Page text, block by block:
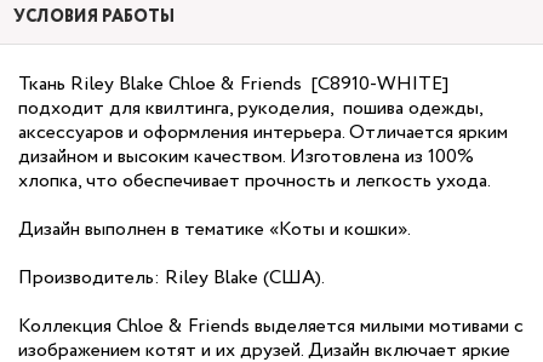
УСЛОВИЯ РАБОТЫ
Ткань Riley Blake Chloe & Friends [C8910-WHITE]
подходит для квилтинга, рукоделия, пошива одежды,
аксессуаров и оформления интерьера. Отличается ярким
дизайном и высоким качеством. Изготовлена из 100%
хлопка, что обеспечивает прочность и легкость ухода.
Дизайн выполнен в тематике «Коты и кошки».
Производитель: Riley Blake (США).
Коллекция Chloe & Friends выделяется милыми мотивами с
изображением котят и их друзей. Дизайн включает яркие